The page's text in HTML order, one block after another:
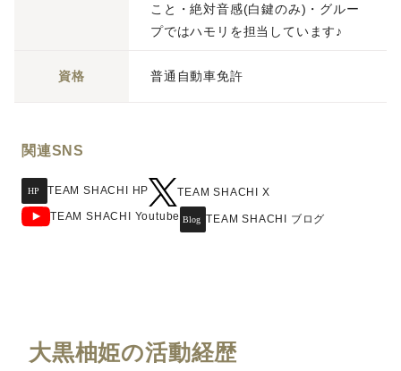
こと・絶対音感(白鍵のみ)・グルー
プではハモリを担当しています♪
資格 普通自動車免許
関連SNS
TEAM SHACHI HP
TEAM SHACHI X
TEAM SHACHI Youtube
TEAM SHACHI ブログ
大黒柚姫の活動経歴